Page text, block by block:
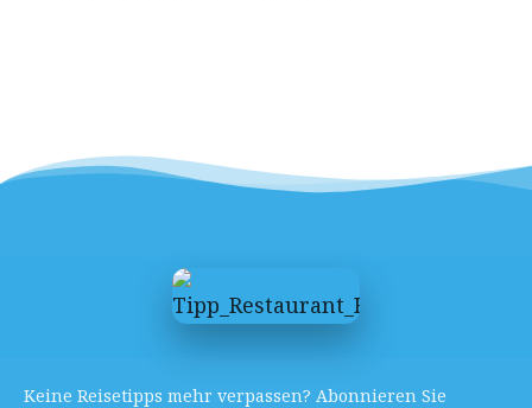
Keine Reisetipps mehr verpassen? Abonnieren Sie